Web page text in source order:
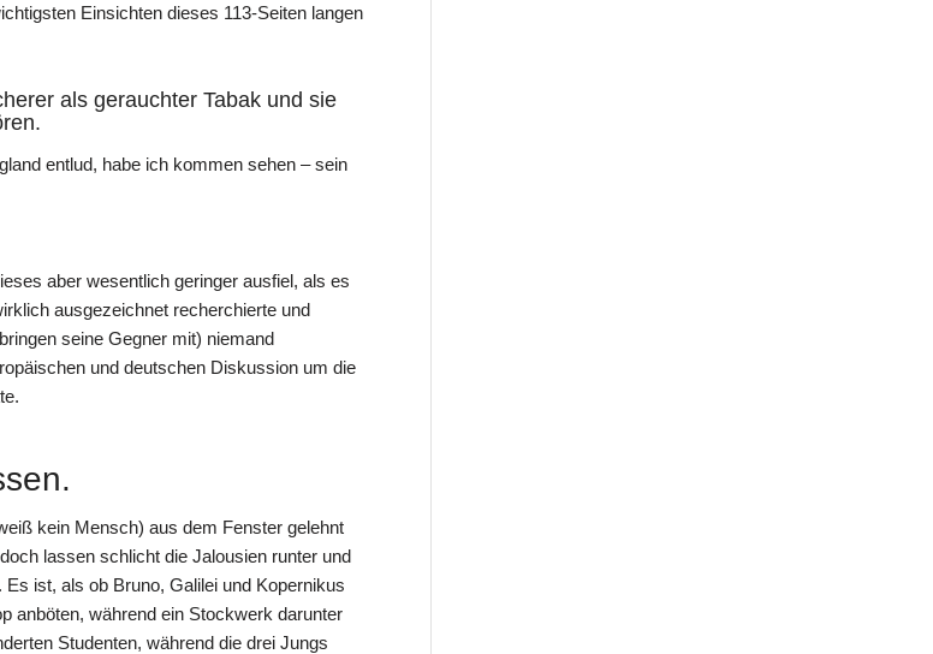
Einsichten dieses 113-Seiten langen
als gerauchter Tabak und sie
entlud, habe ich kommen sehen – sein
aber wesentlich geringer ausfiel, als es
ausgezeichnet recherchierte und
seine Gegner mit) niemand
und deutschen Diskussion um die
kein Mensch) aus dem Fenster gelehnt
lassen schlicht die Jalousien runter und
ist, als ob Bruno, Galilei und Kopernikus
anböten, während ein Stockwerk darunter
Studenten, während die drei Jungs